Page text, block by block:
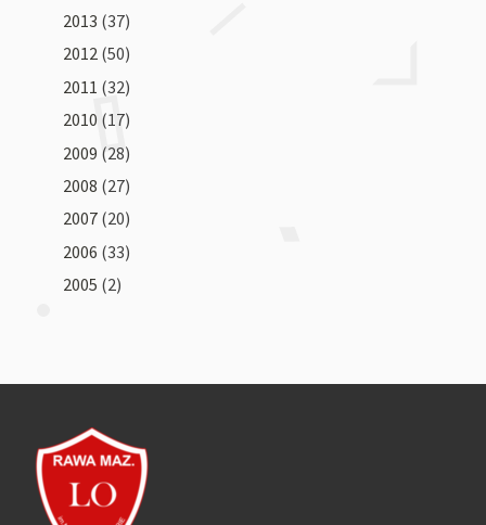
2013 (37)
2012 (50)
2011 (32)
2010 (17)
2009 (28)
2008 (27)
2007 (20)
2006 (33)
2005 (2)